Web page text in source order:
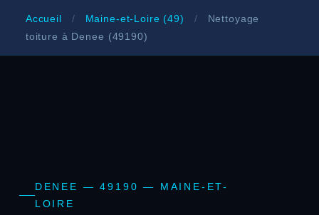
Accueil / Maine-et-Loire (49) /
Nettoyage
toiture à Denee (49190)
DENEE — 49190 — MAINE-ET-
LOIRE